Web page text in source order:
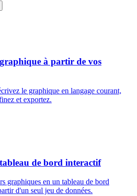
à partir de vos
le graphique en langage courant,
et exportez.
de bord interactif
graphiques en un tableau de bord
d'un seul jeu de données.